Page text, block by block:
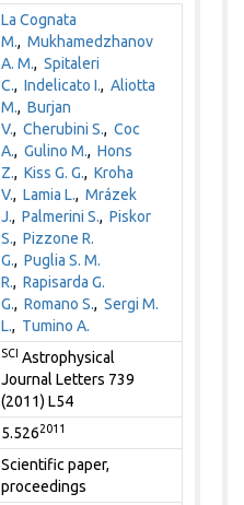
La Cognata
M.,Mukhamedzhanov
A. M.,Spitaleri
C.,Indelicato I.,Aliotta
M.,Burjan
V.,Cherubini S.,Coc
A.,Gulino M.,Hons
Z.,Kiss G. G.,Kroha
V.,Lamia L.,Mrázek
J.,Palmerini S.,Piskor
S.,Pizzone R.
G.,Puglia S. M.
R.,Rapisarda G.
G.,Romano S.,Sergi M.
L., Tumino A.
SCI Astrophysical
Journal Letters 739
(2011) L54
5.5262011
Scientific paper,
proceedings